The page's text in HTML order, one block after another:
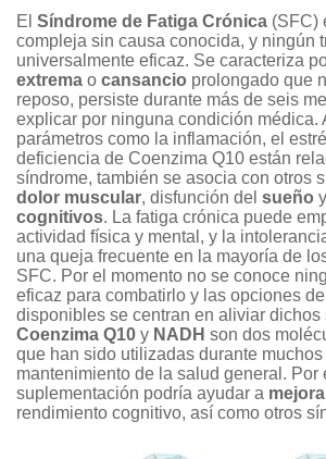
El Síndrome de Fatiga Crónica (SFC)
compleja sin causa conocida, y ningún
universalmente eficaz. Se caracteriza
extrema o cansancio prolongado que
reposo, persiste durante más de seis
explicar por ninguna condición médica.
parámetros como la inflamación, el
deficiencia de Coenzima Q10 están
síndrome, también se asocia con otros
dolor muscular, disfunción del sueño y
cognitivos. La fatiga crónica puede
actividad física y mental, y la
una queja frecuente en la mayoría de
SFC. Por el momento no se conoce
eficaz para combatirlo y las opciones
disponibles se centran en aliviar dichos
Coenzima Q10 y NADH son dos
que han sido utilizadas durante muchos
mantenimiento de la salud general. Por
suplementación podría ayudar a
rendimiento cognitivo, así como otros